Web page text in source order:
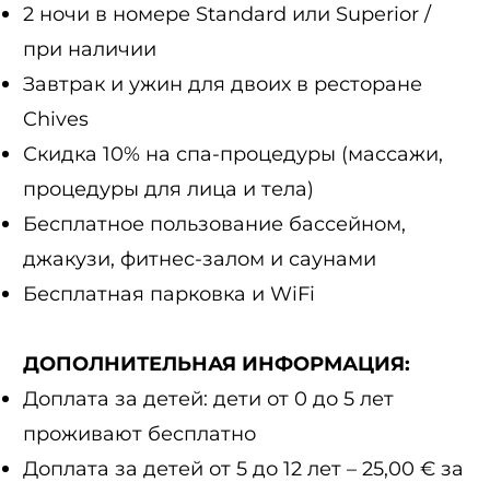
2 ночи в номере Standard или Superior /
при наличии
Завтрак и ужин для двоих в ресторане
Chives
Скидка 10% на спа-процедуры (массажи,
процедуры для лица и тела)
Бесплатное пользование бассейном,
джакузи, фитнес-залом и саунами
Бесплатная парковка и WiFi
ДОПОЛНИТЕЛЬНАЯ ИНФОРМАЦИЯ:
Доплата за детей: дети от 0 до 5 лет
проживают бесплатно
Доплата за детей от 5 до 12 лет – 25,00 € за